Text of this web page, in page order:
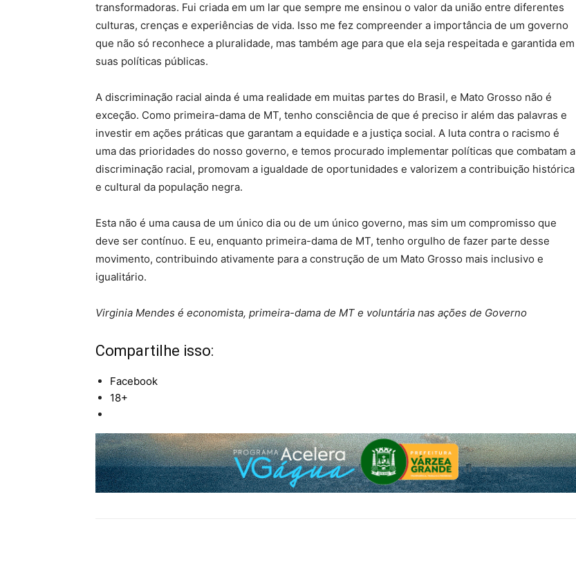
transformadoras. Fui criada em um lar que sempre me ensinou o valor da união entre diferentes
culturas, crenças e experiências de vida. Isso me fez compreender a importância de um governo
que não só reconhece a pluralidade, mas também age para que ela seja respeitada e garantida em
suas políticas públicas.
A discriminação racial ainda é uma realidade em muitas partes do Brasil, e Mato Grosso não é
exceção. Como primeira-dama de MT, tenho consciência de que é preciso ir além das palavras e
investir em ações práticas que garantam a equidade e a justiça social. A luta contra o racismo é
uma das prioridades do nosso governo, e temos procurado implementar políticas que combatam a
discriminação racial, promovam a igualdade de oportunidades e valorizem a contribuição histórica
e cultural da população negra.
Esta não é uma causa de um único dia ou de um único governo, mas sim um compromisso que
deve ser contínuo. E eu, enquanto primeira-dama de MT, tenho orgulho de fazer parte desse
movimento, contribuindo ativamente para a construção de um Mato Grosso mais inclusivo e
igualitário.
Virginia Mendes é economista, primeira-dama de MT e voluntária nas ações de Governo
Compartilhe isso:
Facebook
18+